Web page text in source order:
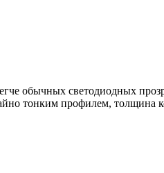
обычных светодиодных
тонким профилем, толщина